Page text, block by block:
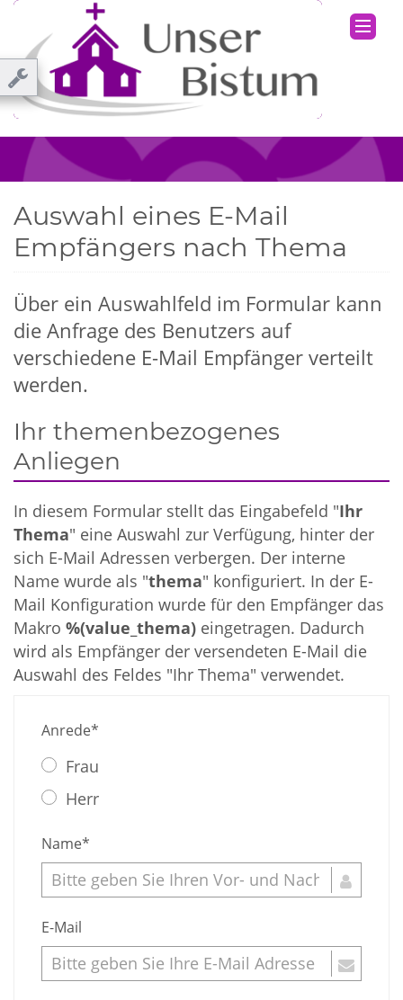
Auswahl eines E-Mail
Empfängers nach Thema
Über ein Auswahlfeld im Formular kann
die Anfrage des Benutzers auf
verschiedene E-Mail Empfänger verteilt
werden.
Ihr themenbezogenes
Anliegen
In diesem Formular stellt das Eingabefeld "Ihr
Thema" eine Auswahl zur Verfügung, hinter der
sich E-Mail Adressen verbergen. Der interne
Name wurde als "thema" konfiguriert. In der E-
Mail Konfiguration wurde für den Empfänger das
Makro %(value_thema) eingetragen. Dadurch
wird als Empfänger der versendeten E-Mail die
Auswahl des Feldes "Ihr Thema" verwendet.
Anrede*
Frau
Herr
Name*
E-Mail